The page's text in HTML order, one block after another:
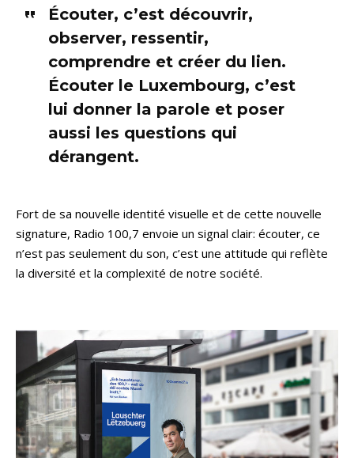
Écouter, c’est découvrir,
observer, ressentir,
comprendre et créer du lien.
Écouter le Luxembourg, c’est
lui donner la parole et poser
aussi les questions qui
dérangent.
Fort de sa nouvelle identité visuelle et de cette nouvelle
signature, Radio 100,7 envoie un signal clair: écouter, ce
n’est pas seulement du son, c’est une attitude qui reflète
la diversité et la complexité de notre société.